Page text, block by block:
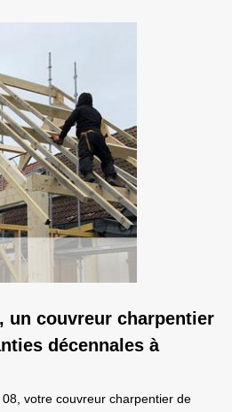
un couvreur charpentier
décennales à
votre couvreur charpentier de